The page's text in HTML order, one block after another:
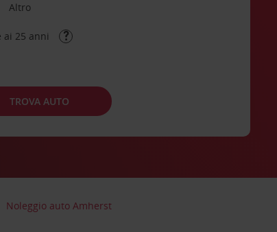
Altro
ai 25 anni
TROVA AUTO
Noleggio auto Amherst